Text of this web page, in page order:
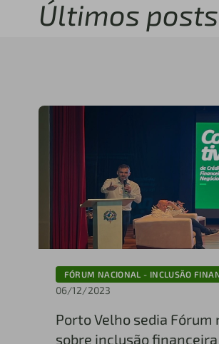
Últimos posts
FÓRUM NACIONAL - INCLUSÃO
06/12/2023
Porto Velho sedia Fórum
sobre inclusão financeira